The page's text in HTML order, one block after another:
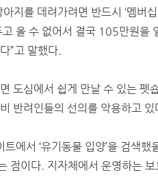
지를 데려가려면 반드시 ‘멤버
올 수 없어서 결국 105만원을
”고 말했다.
도심에서 쉽게 만날 수 있는 펫
반려인들의 선의를 악용하고
에서 ‘유기동물 입양’을 검색
점이다. 지자체에서 운영하는